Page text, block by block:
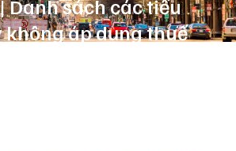
Danh sách các tiểu
áp dụng thuế